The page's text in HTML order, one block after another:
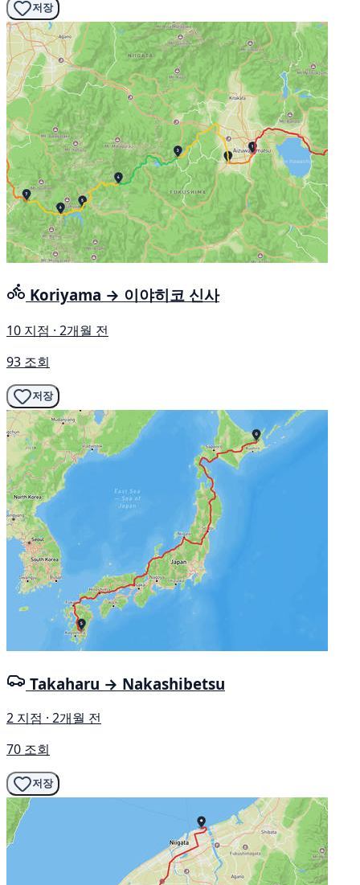
저장
Koriyama → 이야히코 신사
10 지점 · 2개월 전
93 조회
저장
Takaharu → Nakashibetsu
2 지점 · 2개월 전
70 조회
저장